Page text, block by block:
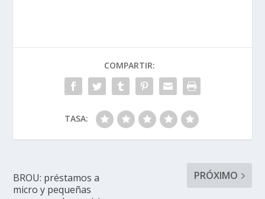
COMPARTIR:
TASA:
BROU: préstamos a
micro y pequeñas
PRÓXIMO